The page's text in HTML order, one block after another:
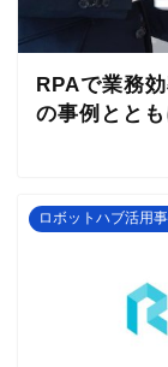
RPAで業務
の事例とと
ロボットハブ活用